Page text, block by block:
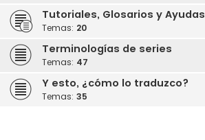
Tutoriales, Glosarios y Ayudas
Temas: 20
Terminologías de series
Temas: 47
Y esto, ¿cómo lo traduzco?
Temas: 35